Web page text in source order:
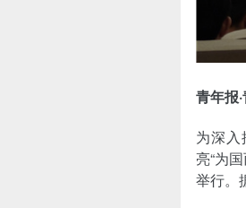
青年报
为深
亮“为
举行。